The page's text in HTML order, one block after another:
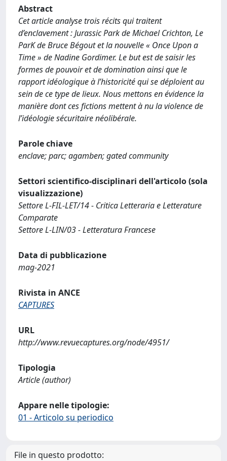
Abstract
Cet article analyse trois récits qui traitent
d’enclavement : Jurassic Park de Michael Crichton, Le
ParK de Bruce Bégout et la nouvelle « Once Upon a
Time » de Nadine Gordimer. Le but est de saisir les
formes de pouvoir et de domination ainsi que le
rapport idéologique à l’historicité qui se déploient au
sein de ce type de lieux. Nous mettons en évidence la
manière dont ces fictions mettent à nu la violence de
l’idéologie sécuritaire néolibérale.
Parole chiave
enclave; parc; agamben; gated community
Settori scientifico-disciplinari dell'articolo (sola
visualizzazione)
Settore L-FIL-LET/14 - Critica Letteraria e Letterature
Comparate
Settore L-LIN/03 - Letteratura Francese
Data di pubblicazione
mag-2021
Rivista in ANCE
CAPTURES
URL
http://www.revuecaptures.org/node/4951/
Tipologia
Article (author)
Appare nelle tipologie:
01 - Articolo su periodico
File in questo prodotto: